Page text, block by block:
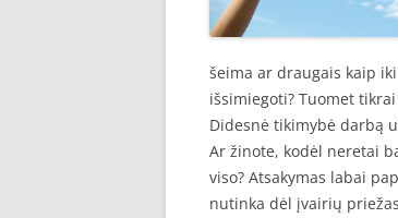
šeima ar draugais kaip
išsimiegoti? Tuomet
Didesnė tikimybė darbą
Ar žinote, kodėl neretai
viso? Atsakymas labai
nutinka dėl įvairių